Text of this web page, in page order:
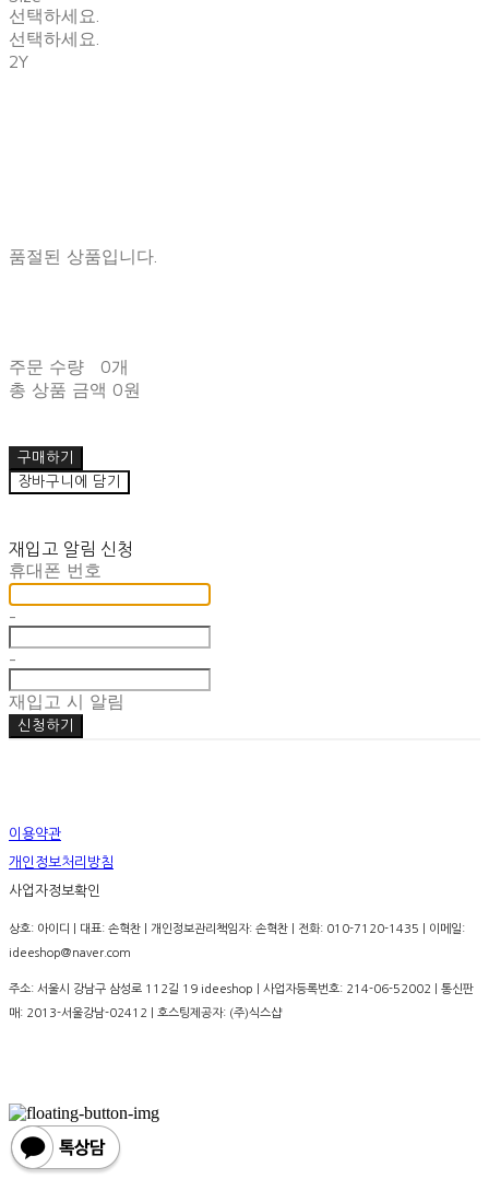
선택하세요.
선택하세요.
2Y
품절된 상품입니다.
주문 수량
0개
총 상품 금액 0원
구매하기
장바구니에 담기
재입고 알림 신청
휴대폰 번호
-
-
재입고 시 알림
신청하기
이용약관
개인정보처리방침
사업자정보확인
상호: 아이디 | 대표: 손혁찬 | 개인정보관리책임자: 손혁찬 | 전화: 010-7120-1435 | 이메일:
ideeshop@naver.com
주소: 서울시 강남구 삼성로 112길 19 ideeshop | 사업자등록번호: 214-06-52002 | 통신판
매: 2013-서울강남-02412 | 호스팅제공자: (주)식스샵